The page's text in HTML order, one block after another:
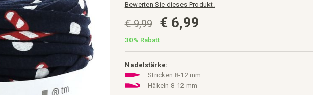
Bewerten Sie dieses Produkt.
€ 9,99 € 6,99
30% Rabatt
Nadelstärke:
Stricken 8-12 mm
Häkeln 8-12 mm